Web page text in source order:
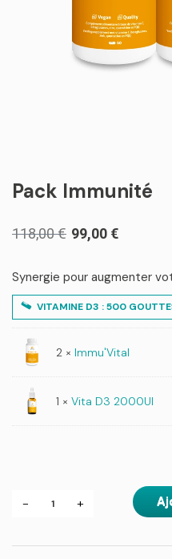
Pack Immunité
118,00€ Le
initial
était :
118,00 €.
99,00 €Le
actuel
est :
99,00 €.
Synergie pour augmenter
VITAMINE D3 : 500
2 × Immu'Vital
1 × Vita D3 2000UI
- de +